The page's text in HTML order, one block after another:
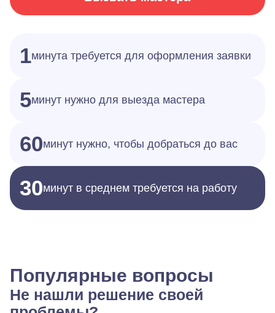
1минута требуется для оформления заявки
5минут нужно для выезда мастера
60минут нужно, чтобы добраться до вас
30минут в среднем требуется на работу
Популярные вопросы
Не нашли решение своей